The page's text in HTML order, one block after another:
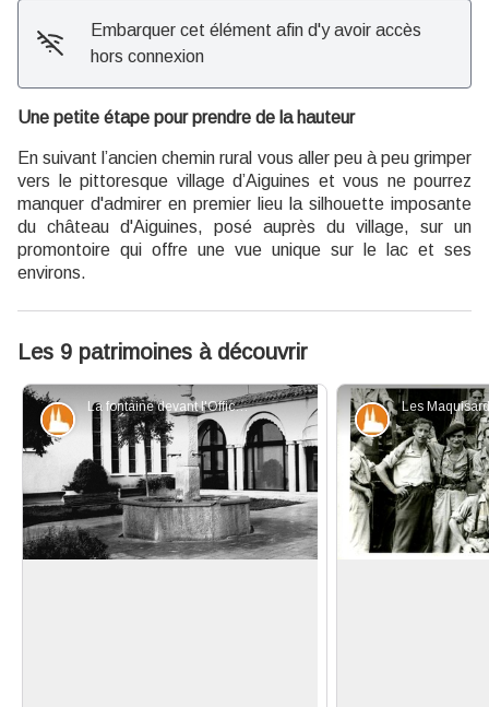
Embarquer cet élément afin d'y avoir accès
hors connexion
Une petite étape pour prendre de la hauteur
En suivant l’ancien chemin rural vous aller peu à peu grimper
vers le pittoresque village d’Aiguines et vous ne pourrez
manquer d'admirer en premier lieu la silhouette imposante
du château d'Aiguines, posé auprès du village, sur un
promontoire qui offre une vue unique sur le lac et ses
environs.
Les 9 patrimoines à découvrir
La fontaine devant l'Office de Tourisme - DR
Patrimoine et histoire Patrimoine